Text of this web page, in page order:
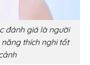
đánh giá là người
thích nghi tốt